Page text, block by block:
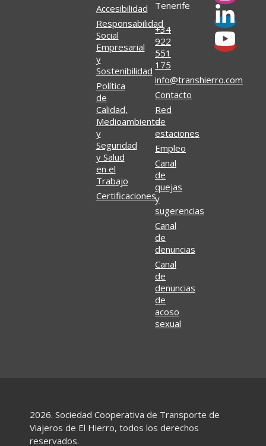
Accesibilidad
Responsabilidad
Social
Empresarial
y
Sostenibilidad
Política
de
Calidad,
Medioambiente
y
Seguridad
y Salud
en el
Trabajo
Certificaciones
Tenerife
+34
922
551
175
info@transhierro.com
Contacto
Red
de
estaciones
Empleo
Canal
de
quejas
y
sugerencias
Canal
de
denuncias
Canal
de
denuncias
de
acoso
sexual
2026. Sociedad Cooperativa de Transporte de
Viajeros de El Hierro, todos los derechos
reservados.